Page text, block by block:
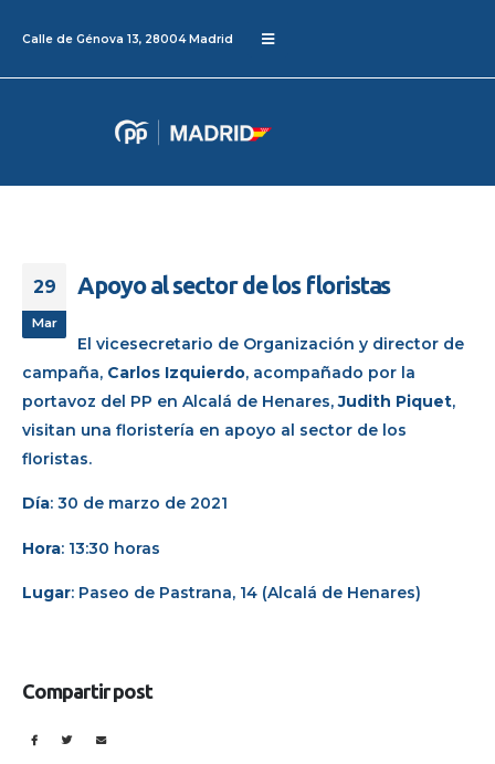
Calle de Génova 13, 28004 Madrid
29
Mar
Apoyo al sector de los floristas
El vicesecretario de Organización y director de
campaña, Carlos Izquierdo, acompañado por la
portavoz del PP en Alcalá de Henares,Judith Piquet,
visitan una floristería en apoyo al sector de los
floristas.
Día: 30 de marzo de 2021
Hora: 13:30 horas
Lugar: Paseo de Pastrana, 14 (Alcalá de Henares)
Compartir post